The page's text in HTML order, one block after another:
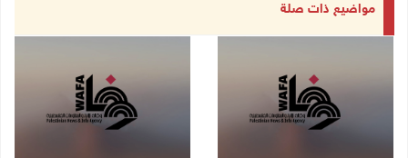
مواضيع ذات صلة